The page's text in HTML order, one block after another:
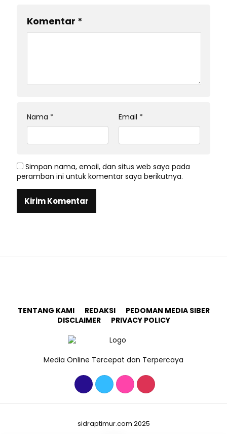
Komentar *
Nama * Email *
Simpan nama, email, dan situs web saya pada
peramban ini untuk komentar saya berikutnya.
TENTANG KAMI REDAKSI
PEDOMAN MEDIA SIBER
DISCLAIMER
PRIVACY POLICY
Media Online Tercepat dan Terpercaya
sidraptimur.com 2025